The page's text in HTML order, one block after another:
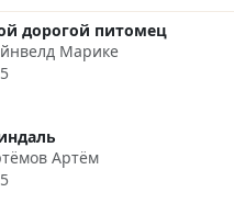
дорогой питомец
Марике
5
Артём
5